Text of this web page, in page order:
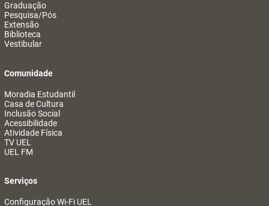
Graduação
Pesquisa/Pós
Extensão
Biblioteca
Vestibular
Comunidade
Moradia Estudantil
Casa de Cultura
Inclusão Social
Acessibilidade
Atividade Física
TV UEL
UEL FM
Serviços
Configuração Wi-Fi UEL